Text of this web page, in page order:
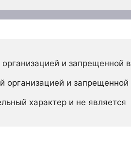
и запрещенной в
организацией и запрещенной
характер и не является